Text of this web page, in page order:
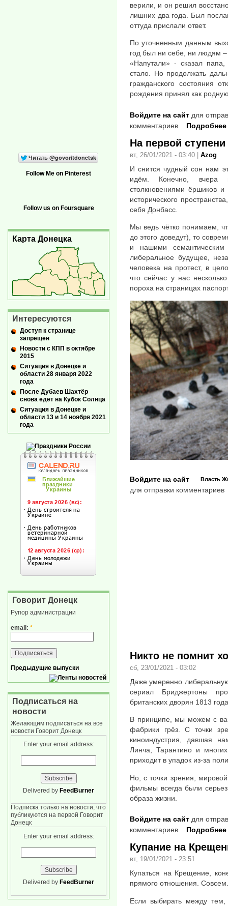
верили, и он решил
лишних два года. Был
оттуда прислали ответ.
По уточненным данным
год был ни себе, ни людям
«Напутали» - сказал
стало. Но продолжать
гражданского состояния
рождения принял как
Войдите на сайт для
комментариев
Подробнее
На первой
вт, 26/01/2021 - 03:40 Azog
И снится чудный сон нам
идём. Конечно,
столкновениями ёршиков и
исторического
себя Донбасс.
Мы ведь чётко понимаем,
до этого доведут), то
и нашими
либеральное будущее,
человека на протест, в
что сейчас у нас
пороха на страницах
Власть
Войдите на сайт
для отправки комментариев
Никто не помнит
сб, 23/01/2021 - 03:02
Даже умеренно
сериал Бриджертоны
британских дворян 1813
В принципе, мы можем с
фабрики грёз. С точки
киноиндустрия, давшая
Линча, Тарантино и
приходит в упадок из-за
Но, с точки зрения,
фильмы всегда были
образа жизни.
Войдите на сайт для
комментариев
Подробнее
Купание на
вт, 19/01/2021 - 23:51
Купаться на Крещение,
прямого отношения. Совсем.
Если выбирать между
Follow Me on Pinterest
Follow us on Foursquare
Карта Донецка
Интересуются
Доступ к странице
запрещён
Новости с КПП в октябре
2015
Ситуация в Донецке и
области 28 января 2022
года
После Дубаев Шахтёр
снова едет на Кубок Солнца
Ситуация в Донецке и
области 13 и 14 ноября 2021
года
Говорит Донецк
Рупор администрации
email: *
Предыдущие выпуски
Подписаться на
новости
Желающим подписаться на все
новости Говорит Донецк
Enter your email address:
Delivered by FeedBurner
Подписка только на новости, что
публикуются на первой Говорит
Донецк
Enter your email address:
Delivered by FeedBurner